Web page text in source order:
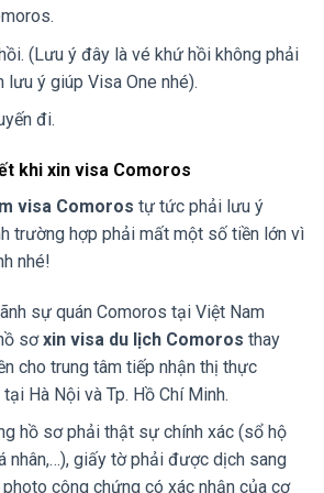
(Lưu ý đây là vé khứ hồi không phải
lưu ý giúp Visa One nhé).
đi.
khi xin visa Comoros
visa Comoros tự tức phải lưu ý
trường hợp phải mất một số tiền lớn vì
nhé!
sự quán Comoros tại Việt Nam
sơxin visa du lịch Comoros thay
cho trung tâm tiếp nhận thị thực
Hà Nội và Tp. Hồ Chí Minh.
hồ sơ phải thật sự chính xác (sổ hộ
nhân,…), giấy tờ phải được dịch sang
công chứng có xác nhận của cơ